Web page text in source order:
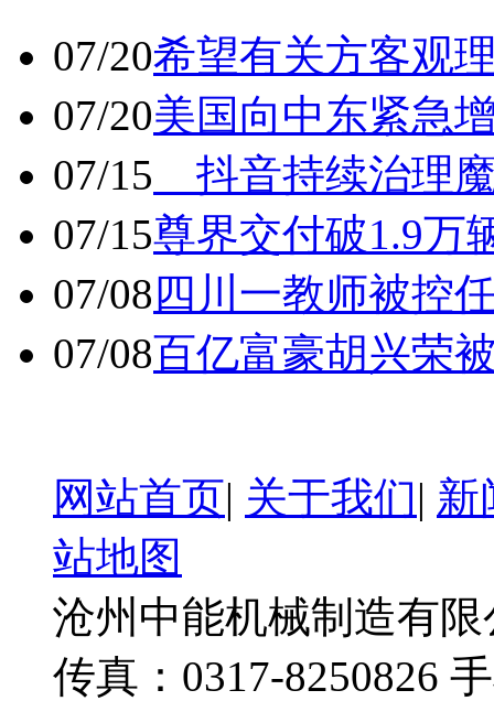
07/20希望有关方客观
07/20美国向中东紧急
07/15 抖音持续治理
07/15尊界交付破1.9万
07/08 四川一教师被控
07/08百亿富豪胡兴荣
网站首页| 关于我们| 新
站地图
沧州中能机械制造有限
传真：0317-8250826